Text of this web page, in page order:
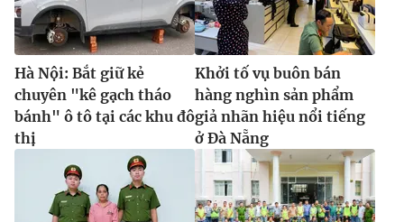
Hà Nội: Bắt giữ kẻ
chuyên "kê gạch tháo
bánh" ô tô tại các khu đô
thị
Khởi tố vụ buôn bán
hàng nghìn sản phẩm
giả nhãn hiệu nổi tiếng
ở Đà Nẵng